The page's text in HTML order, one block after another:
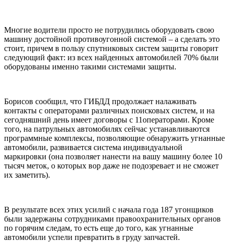
Многие водители просто не потрудились оборудовать свою
машину достойной противоугонной системой – а сделать это
стоит, причем в пользу спутниковых систем защиты говорит
следующий факт: из всех найденных автомобилей 70% были
оборудованы именно такими системами защиты.
Борисов сообщил, что ГИБДД продолжает налаживать
контакты с операторами различных поисковых систем, и на
сегодняшний день имеет договоры с 11операторами. Кроме
того, на патрульных автомобилях сейчас устанавливаются
программные комплексы, позволяющие обнаружить угнанные
автомобили, развивается система индивидуальной
маркировки (она позволяет нанести на вашу машину более 10
тысяч меток, о которых вор даже не подозревает и не сможет
их заметить).
В результате всех этих усилий с начала года 187 угонщиков
были задержаны сотрудниками правоохранительных органов
по горячим следам, то есть еще до того, как угнанные
автомобили успели превратить в груду запчастей.